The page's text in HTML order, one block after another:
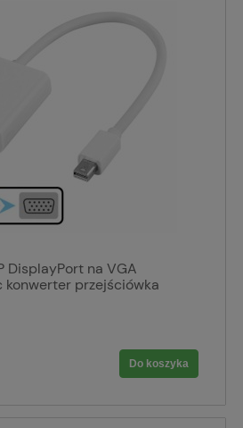
DisplayPort na VGA
konwerter przejściówka
Do koszyka